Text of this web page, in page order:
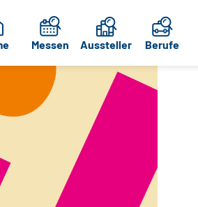
Messen Aussteller Berufe